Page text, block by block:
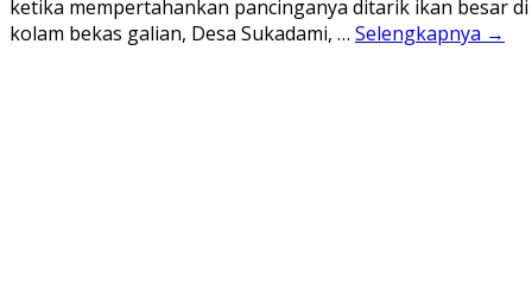
ketika mempertahankan pancinganya ditarik ikan besar di
kolam bekas galian, Desa Sukadami, … Selengkapnya →